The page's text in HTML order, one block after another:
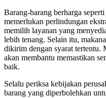
Barang-barang berharga
memerlukan perlindungan
memilih layanan yang
lebih tenang. Selain itu,
dikirim dengan syarat tertentu.
akan membantu memastikan
baik.
Selalu periksa kebijakan
barang yang diperbolehkan